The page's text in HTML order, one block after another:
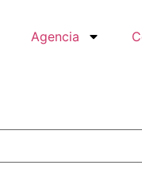
Agencia